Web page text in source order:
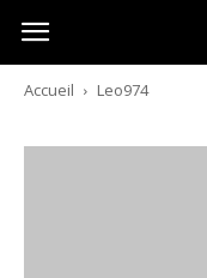
Australia-
australie.com
Accueil Leo974